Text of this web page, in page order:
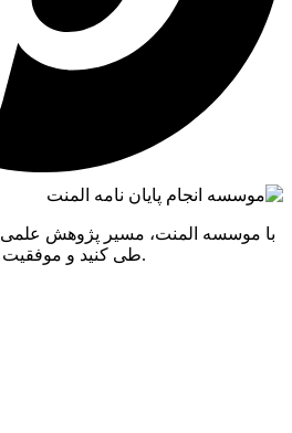
با موسسه المنت، مسیر پژوهش علمی